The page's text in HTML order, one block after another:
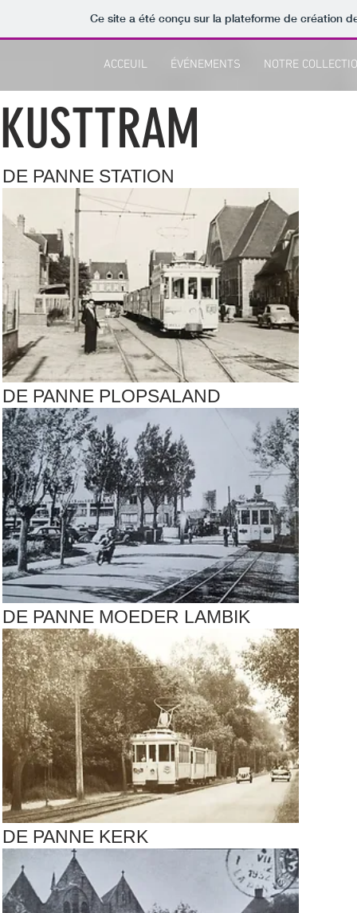
Ce site a été conçu sur la plateforme de création
ACCEUIL ÉVÉNEMENTS NOTRE
KUSTTRAM
DE PANNE STATION
DE PANNE PLOPSALAND
DE PANNE MOEDER LAMBIK
DE PANNE KERK